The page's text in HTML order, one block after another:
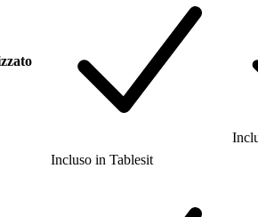
Incluso in Tablesit